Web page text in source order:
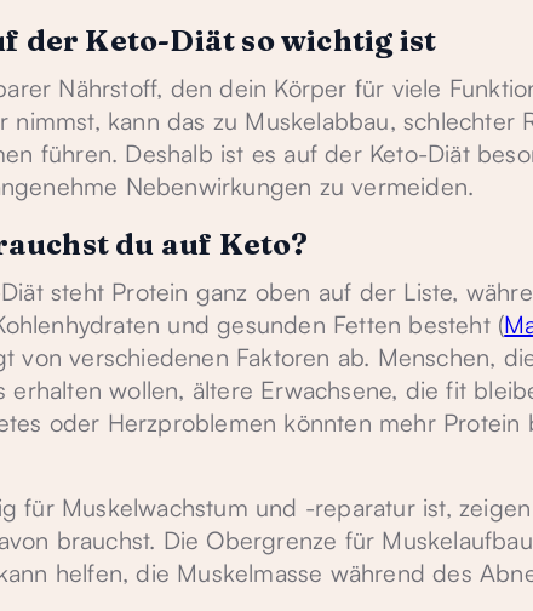
der Keto-Diät so wichtig ist
Nährstoff, den dein Körper für viele
kann das zu Muskelabbau, schlechter
führen. Deshalb ist es auf der Keto-Diät
Nebenwirkungen zu vermeiden.
du auf Keto?
steht Protein ganz oben auf der Liste,
und gesunden Fetten besteht (
von verschiedenen Faktoren ab. Menschen,
erhalten wollen, ältere Erwachsene, die fit
oder Herzproblemen könnten mehr Protein
für Muskelwachstum und -reparatur ist,
brauchst. Die Obergrenze für
helfen, die Muskelmasse während des